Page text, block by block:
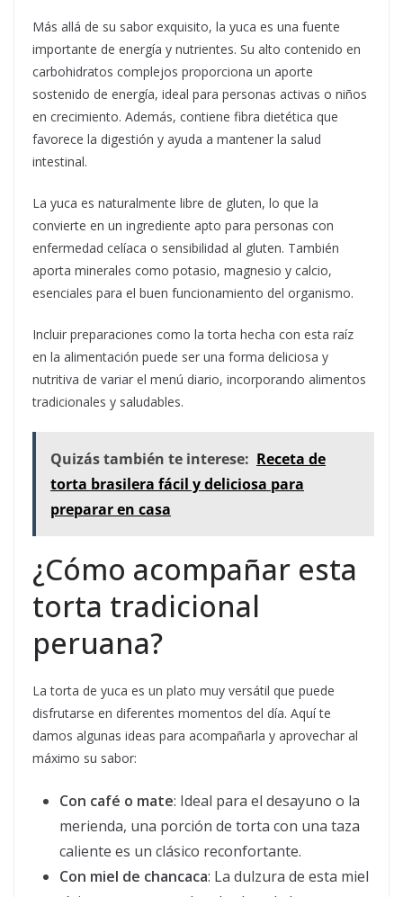
Más allá de su sabor exquisito, la yuca es una fuente
importante de energía y nutrientes. Su alto contenido en
carbohidratos complejos proporciona un aporte
sostenido de energía, ideal para personas activas o niños
en crecimiento. Además, contiene fibra dietética que
favorece la digestión y ayuda a mantener la salud
intestinal.
La yuca es naturalmente libre de gluten, lo que la
convierte en un ingrediente apto para personas con
enfermedad celíaca o sensibilidad al gluten. También
aporta minerales como potasio, magnesio y calcio,
esenciales para el buen funcionamiento del organismo.
Incluir preparaciones como la torta hecha con esta raíz
en la alimentación puede ser una forma deliciosa y
nutritiva de variar el menú diario, incorporando alimentos
tradicionales y saludables.
Quizás también te interese: Receta de
torta brasilera fácil y deliciosa para
preparar en casa
¿Cómo acompañar esta
torta tradicional
peruana?
La torta de yuca es un plato muy versátil que puede
disfrutarse en diferentes momentos del día. Aquí te
damos algunas ideas para acompañarla y aprovechar al
máximo su sabor:
Con café o mate: Ideal para el desayuno o la
merienda, una porción de torta con una taza
caliente es un clásico reconfortante.
Con miel de chancaca: La dulzura de esta miel